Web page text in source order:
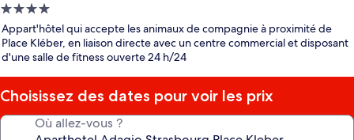
Hébergement
4.0 étoiles
Appart'hôtel qui accepte les animaux de compagnie à proximité de
Place Kléber, en liaison directe avec un centre commercial et disposant
d'une salle de fitness ouverte 24 h/24
Choisissez des dates pour voir les prix
Où allez-vous ?